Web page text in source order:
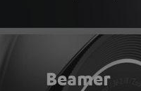
Beamer